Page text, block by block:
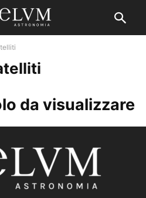
da visualizzare